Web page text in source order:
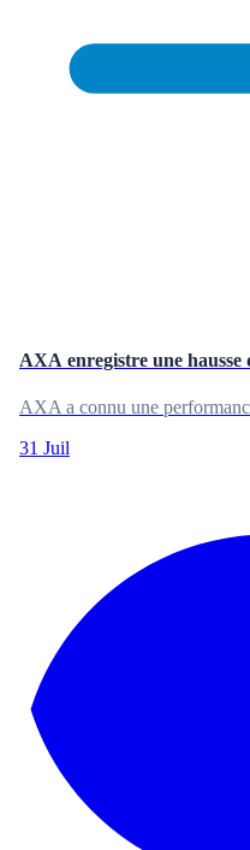
AXA enregistre une
AXA a connu une
31 Juil